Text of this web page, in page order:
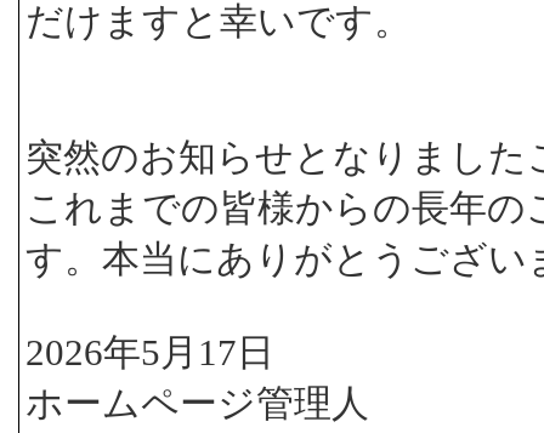
だけますと幸いです。
突然のお知らせとなりまし
これまでの皆様からの長年
す。本当にありがとうござい
2026年5月17日
ホームページ管理人